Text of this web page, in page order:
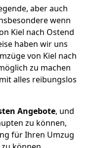
aber auch
wenn
Kiel nach Ostend
haben wir uns
von Kiel nach
zu machen
alles reibungslos
Angebote, und
zu können,
für Ihren Umzug